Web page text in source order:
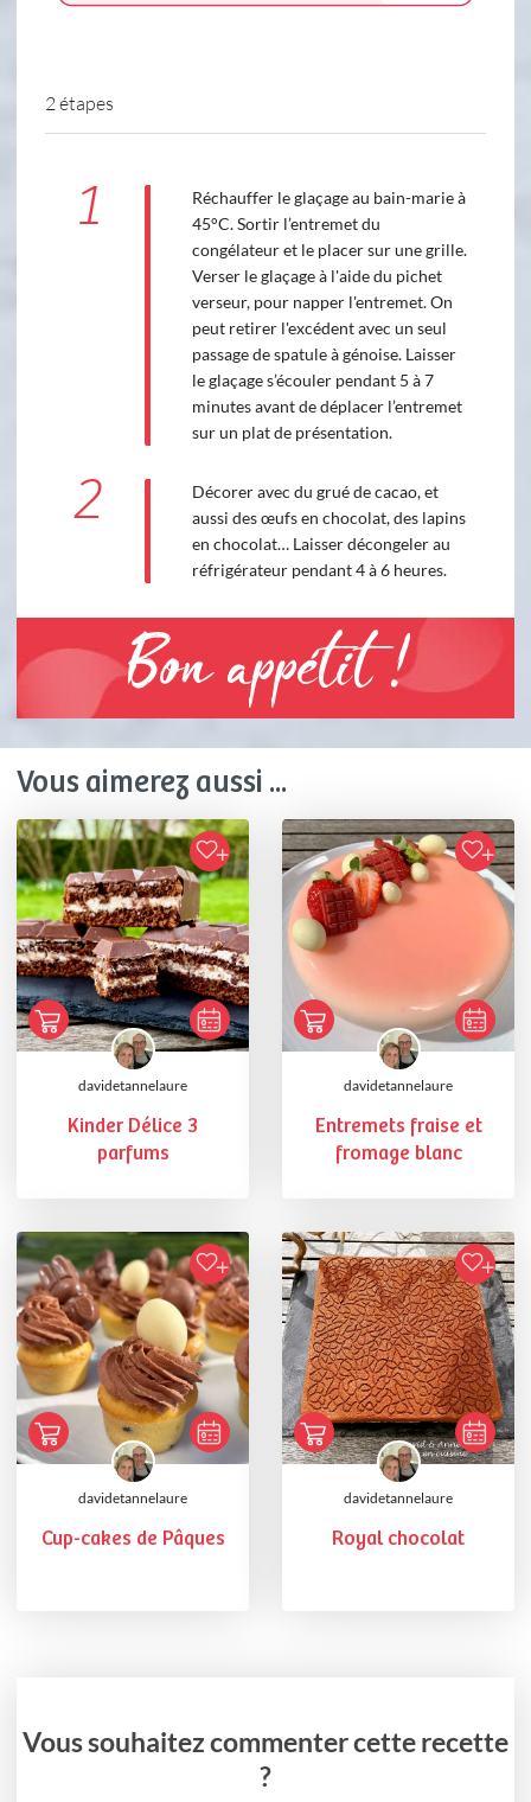
2 étapes
1
Réchauffer le glaçage au bain-marie à
45°C. Sortir l’entremet du
congélateur et le placer sur une grille.
Verser le glaçage à l'aide du pichet
verseur, pour napper l'entremet. On
peut retirer l'excédent avec un seul
passage de spatule à génoise. Laisser
le glaçage s’écouler pendant 5 à 7
minutes avant de déplacer l’entremet
sur un plat de présentation.
2
Décorer avec du grué de cacao, et
aussi des œufs en chocolat, des lapins
en chocolat… Laisser décongeler au
réfrigérateur pendant 4 à 6 heures.
Bon appétit !
Vous aimerez aussi ...
davidetannelaure
Kinder Délice 3
parfums
davidetannelaure
Entremets fraise et
fromage blanc
davidetannelaure
Cup-cakes de Pâques
davidetannelaure
Royal chocolat
Vous souhaitez commenter cette recette
?